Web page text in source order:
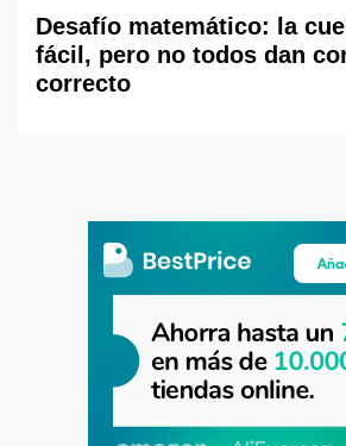
Desafío matemático: la
fácil, pero no todos dan
correcto